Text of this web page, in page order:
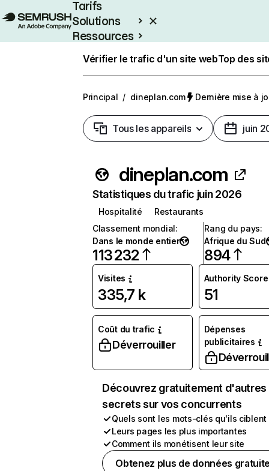
Tarifs
Solutions
Ressources
Vérifier le trafic d'un site webTop des
Principal / dineplan.com Dernière mise à
Tous les appareils juin
dineplan.com
Statistiques du trafic juin 2026
Hospitalité
Restaurants
Classement mondial:
Dans le monde entier
113 232
Rang du pays:
Afrique du Sud
894
Visites
335,7 k
Authority Score
51
Coût du trafic
Déverrouiller
Dépenses
publicitaires
Découvrez gratuitement d'autres
secrets sur vos concurrents
Quels sont les mots-clés qu'ils ciblent
Leurs pages les plus importantes
Comment ils monétisent leur site
Obtenez plus de données